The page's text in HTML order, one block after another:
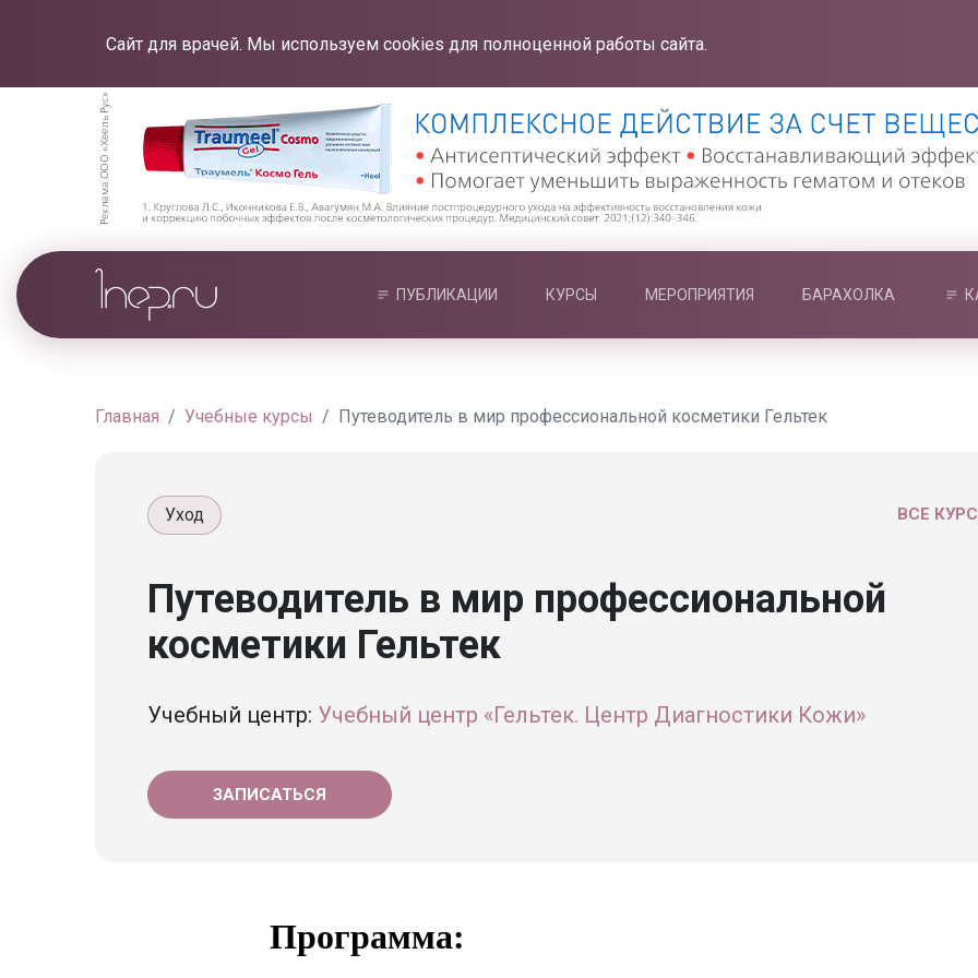
Сайт для врачей. Мы используем cookies для полноценной работы сайта.
ПУБЛИКАЦИИ КУРСЫ МЕРОПРИЯТИЯ БАРАХОЛКА
Главная Учебные курсы Путеводитель в мир профессиональной косметики Гельтек
ВСЕ
Уход
Путеводитель в мир профессиональной
косметики Гельтек
Учебный центр: Учебный центр «Гельтек. Центр Диагностики Кожи»
ЗАПИСАТЬСЯ
Программа: